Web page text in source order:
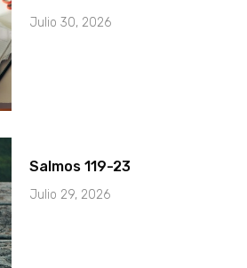
Julio 30, 2026
Salmos 119-23
Julio 29, 2026